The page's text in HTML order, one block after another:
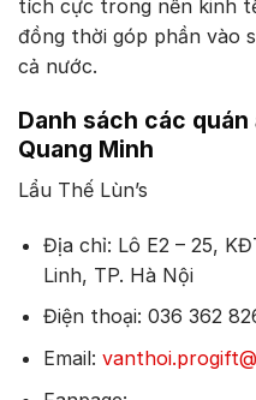
tích cực trong nền kinh
đồng thời góp phần vào
cả nước.
Danh sách các quán
Quang Minh
Lẩu Thế Lùn’s
Địa chỉ: Lô E2 – 25,
Linh, TP. Hà Nội
Điện thoại: 036 362
Email: